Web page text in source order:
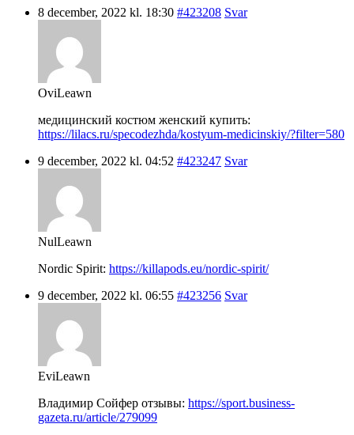
8 december, 2022 kl. 18:30 #423208 Svar
OviLeawn
медицинский костюм женский купить:
https://lilacs.ru/specodezhda/kostyum-medicinskiy/?filter=580
9 december, 2022 kl. 04:52 #423247 Svar
NulLeawn
Nordic Spirit: https://killapods.eu/nordic-spirit/
9 december, 2022 kl. 06:55 #423256 Svar
EviLeawn
Владимир Сойфер отзывы: https://sport.business-
gazeta.ru/article/279099